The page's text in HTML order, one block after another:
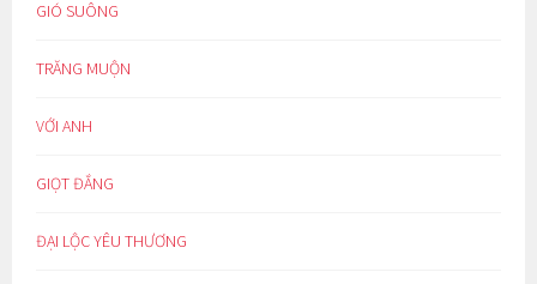
GIÓ SUÔNG
TRĂNG MUỘN
VỚI ANH
GIỌT ĐẮNG
ĐẠI LỘC YÊU THƯƠNG